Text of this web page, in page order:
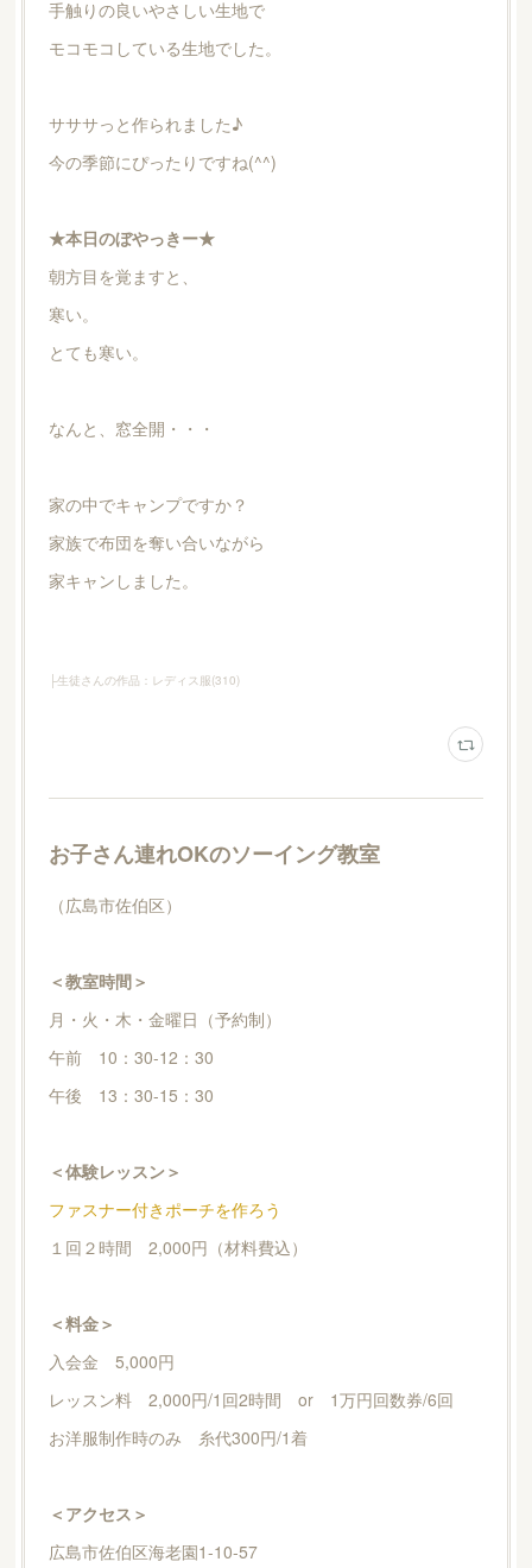
手触りの良いやさしい生地で
モコモコしている生地でした。
サササっと作られました♪
今の季節にぴったりですね(^^)
★本日のぼやっきー★
朝方目を覚ますと、
寒い。
とても寒い。
なんと、窓全開・・・
家の中でキャンプですか？
家族で布団を奪い合いながら
家キャンしました。
├生徒さんの作品：レディス服(310)
お子さん連れOKのソーイング教室
（広島市佐伯区）
＜教室時間＞
月・火・木・金曜日（予約制）
午前 10：30-12：30
午後 13：30-15：30
＜体験レッスン＞
ファスナー付きポーチを作ろう
１回２時間 2,000円（材料費込）
＜料金＞
入会金 5,000円
レッスン料 2,000円/1回2時間 or 1万円回数券/6回
お洋服制作時のみ 糸代300円/1着
＜アクセス＞
広島市佐伯区海老園1-10-57